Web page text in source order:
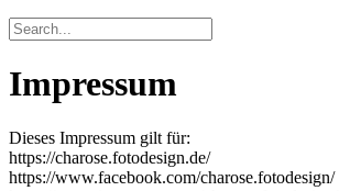
Impressum
Dieses Impressum gilt für:
https://charose.fotodesign.de/
https://www.facebook.com/charose.fotodesign/